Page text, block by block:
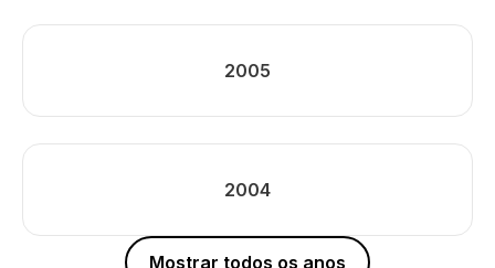
2005
2004
Mostrar todos os anos